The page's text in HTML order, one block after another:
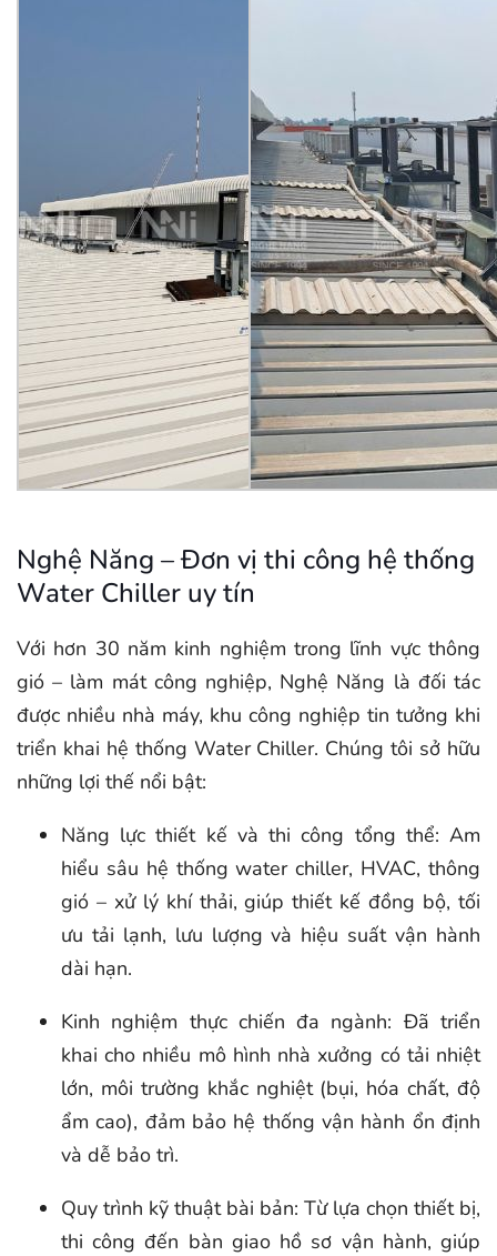
Nghệ Năng – Đơn vị thi công hệ thống
Water Chiller uy tín
Với hơn 30 năm kinh nghiệm trong lĩnh vực thông
gió – làm mát công nghiệp, Nghệ Năng là đối tác
được nhiều nhà máy, khu công nghiệp tin tưởng khi
triển khai hệ thống Water Chiller. Chúng tôi sở hữu
những lợi thế nổi bật:
Năng lực thiết kế và thi công tổng thể: Am
hiểu sâu hệ thống water chiller, HVAC, thông
gió – xử lý khí thải, giúp thiết kế đồng bộ, tối
ưu tải lạnh, lưu lượng và hiệu suất vận hành
dài hạn.
Kinh nghiệm thực chiến đa ngành: Đã triển
khai cho nhiều mô hình nhà xưởng có tải nhiệt
lớn, môi trường khắc nghiệt (bụi, hóa chất, độ
ẩm cao), đảm bảo hệ thống vận hành ổn định
và dễ bảo trì.
Quy trình kỹ thuật bài bản: Từ lựa chọn thiết bị,
thi công đến bàn giao hồ sơ vận hành, giúp